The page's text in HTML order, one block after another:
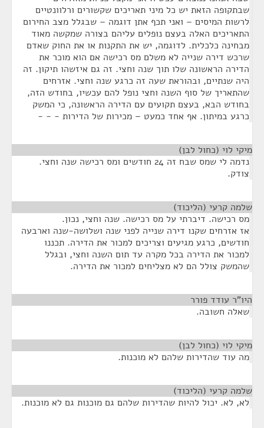
שבתקופה הזאת יש כל מיני תאריכים שקשורים ורלוונטיים
לרשות המיסים – ואני תכף אתן דוגמה – שבגלל מצב החירום
התאריכים האלה בעצם נופלים עליהם בצורה שמקשה מאוד
מבחינה כלכלית. לדוגמה, יש את התקנות או את החוק שאדם
שרכש דירה שנייה לא משלם מס רכישה אם הוא מוכר את
הדירה הראשונה שלו תוך שנה וחצי. זה גם איזשהו תיקון. זה
היה שנתיים, ובהוראת שעה זה כרגע שנה וחצי. אזרחים
שהתאריך של סוף השנה וחצי נופל להם עכשיו, בחודש הזה,
בחודש הבא, בעצם תקועים עם הדירה הראשונה, כי המשק
כרגע במיתון. אף אחד כמעט – מכירות של הדירות - - -
מיקי לוי (כחול לבן)
נדמה לי שמס שבח זה 24 חודשים ומס רכישה שנה וחצי.
צודק.
שלמה קרעי (הליכוד)
מס רכישה. דיברתי על מס רכישה. שנה וחצי, נכון.
אז אזרחים שקנו דירה שנייה לפני שנה ושלושה-שנה וארבעה
חודשים, כרגע מגיעים וצריכים למכור את הדירה. תכננו
למכור את הדירה בכל מקרה עד תום השנה וחצי, ובגלל
שהמשק צולל הם לא מצליחים למכור את הדירה.
היו"ר עודד פורר
שאלה חשובה.
מיקי לוי (כחול לבן)
מה עוד שהדירות שלהם לא מוכנות.
שלמה קרעי (הליכוד)
לא, לא. יכול להיות שהדירות שלהם גם מוכנות גם לא מוכנות.